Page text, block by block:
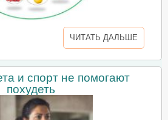
ЧИТАТЬ ДАЛЬШЕ
и спорт не помогают
похудеть